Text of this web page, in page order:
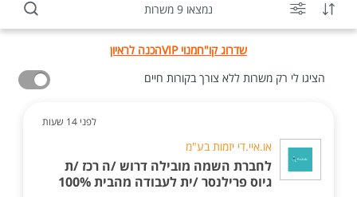
נמצאו 9 משרות
שדרוג קו"חמנוי VIP
הכנה לראיון
הציגו לי רק משרות ללא צורך בקורות חיים
לפני 14 שעות
או.איי.די יזמות בע"מ
לחברת השמה מובילה דרוש /ה רכז /ת
גיוס פרילנסר /ית לעבודה מהבית 100%